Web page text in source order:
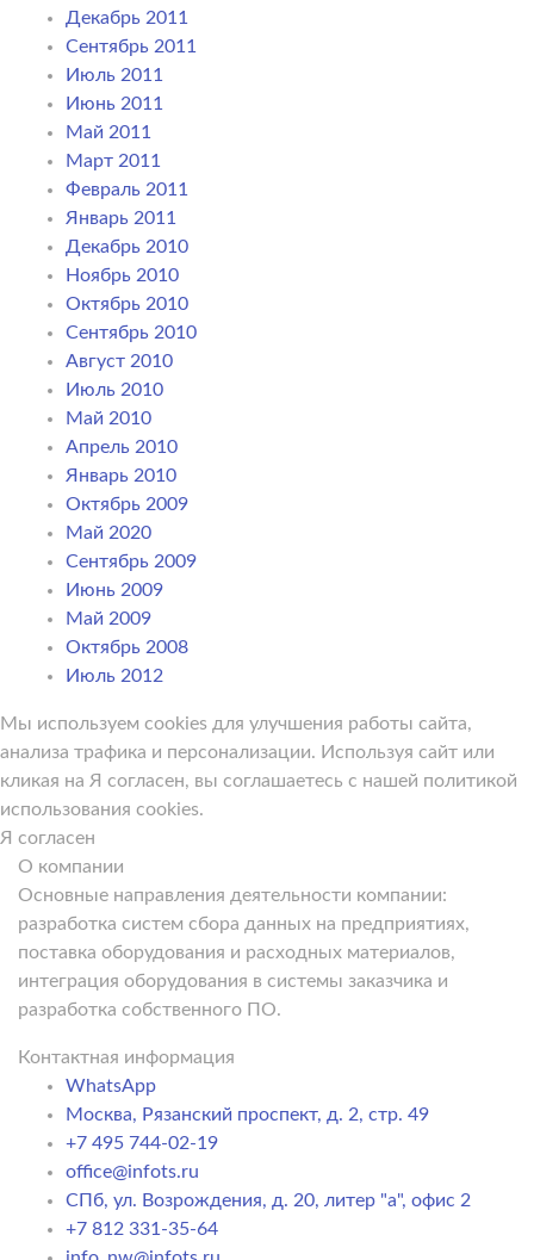
Декабрь 2011
Сентябрь 2011
Июль 2011
Июнь 2011
Май 2011
Март 2011
Февраль 2011
Январь 2011
Декабрь 2010
Ноябрь 2010
Октябрь 2010
Сентябрь 2010
Август 2010
Июль 2010
Май 2010
Апрель 2010
Январь 2010
Октябрь 2009
Май 2020
Сентябрь 2009
Июнь 2009
Май 2009
Октябрь 2008
Июль 2012
Мы используем cookies для улучшения работы сайта,
анализа трафика и персонализации. Используя сайт или
кликая на Я согласен, вы соглашаетесь с нашей политикой
использования cookies.
Я согласен
О компании
Основные направления деятельности компании:
разработка систем сбора данных на предприятиях,
поставка оборудования и расходных материалов,
интеграция оборудования в системы заказчика и
разработка собственного ПО.
Контактная информация
WhatsApp
Москва, Рязанский проспект, д. 2, стр. 49
+7 495 744-02-19
office@infots.ru
СПб, ул. Возрождения, д. 20, литер "a", офис 2
+7 812 331-35-64